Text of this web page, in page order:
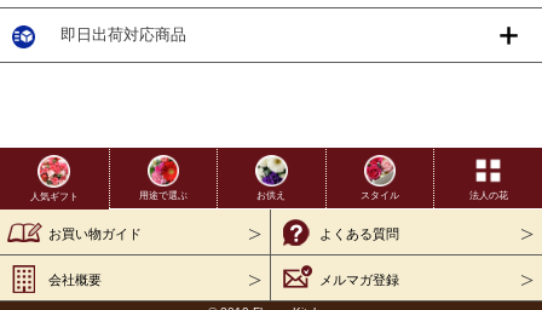
即日出荷対応商品
人気ギフト 用途で選ぶ お供え スタイル 法人の花
お買い物ガイド よくある質問
会社概要 メルマガ登録